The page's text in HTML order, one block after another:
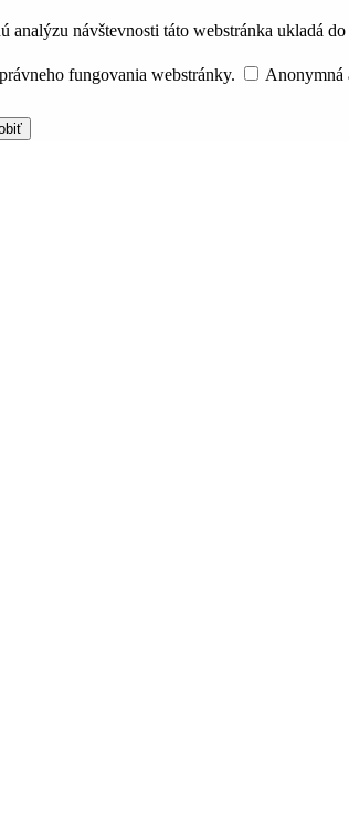
analýzu návštevnosti táto webstránka ukladá
fungovania webstránky. Anonymná